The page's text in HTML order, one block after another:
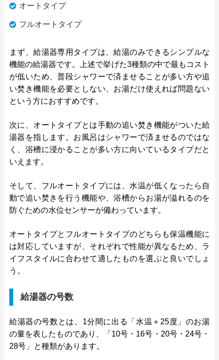
オートタイプ
フルオートタイプ
まず、給湯器専用タイプは、給湯のみできるシンプルな
機能の給湯器です。上述で挙げた3種類の中で最もコスト
が低いため、普段シャワーで済ませることが多い方や追
い焚き機能を必要としない、お湯だけ使えれば問題ない
という方におすすめです。
次に、オートタイプとは手動の追い焚き機能がついた給
湯器を指します。お風呂はシャワーで済ませるのではな
く、浴槽に浸かることが多い方に向いているタイプだと
いえます。
そして、フルオートタイプには、水温が低くなったら自
動で追い焚きを行う機能や、浴槽からお湯が溢れるのを
防ぐための水位センサーが備わっています。
オートタイプとフルオートタイプのどちらも保温機能に
は対応していますが、それぞれで性能が異なるため、ラ
イフスタイルに合わせて適したものを選ぶと良いでしょ
う。
給湯器の号数
給湯器の号数とは、1分間に出る「水温＋25度」のお湯
の量を表したものであり、「10号・16号・20号・24号・
28号」と種類があります。